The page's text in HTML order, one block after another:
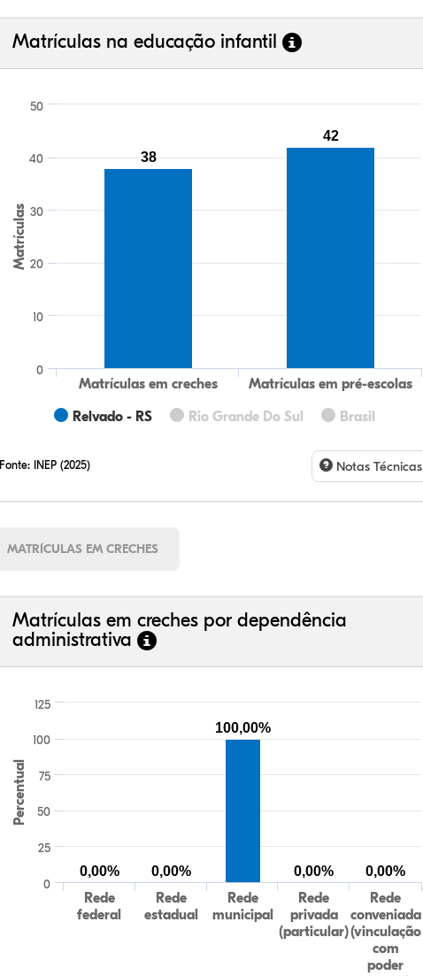
Matrículas na educação infantil
Matrículas
Relvado - RS Rio Grande Do Sul Brasil
Matrículas em creches Matrículas em pré-escolas
0
10
20
30
40
50
38
42
Fonte: INEP (2025) Notas Técnicas
MATRÍCULAS EM CRECHES
Matrículas em creches por dependência
administrativa
Percentual
Rede
federal
Rede
estadual
Rede
municipal
Rede
privada
(particular)
Rede
conveniada
(vinculação
com
poder
0
25
50
75
100
125
0,00% 0,00%
100,00%
0,00% 0,00%